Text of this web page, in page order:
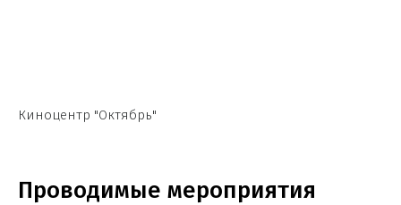
Киноцентр "Октябрь"
Проводимые мероприятия